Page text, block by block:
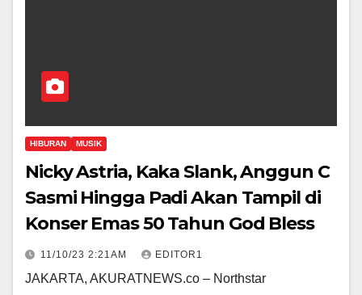
HIBURAN MUSIK
Nicky Astria, Kaka Slank, Anggun C
Sasmi Hingga Padi Akan Tampil di
Konser Emas 50 Tahun God Bless
11/10/23 2:21AM EDITOR1
JAKARTA, AKURATNEWS.co – Northstar